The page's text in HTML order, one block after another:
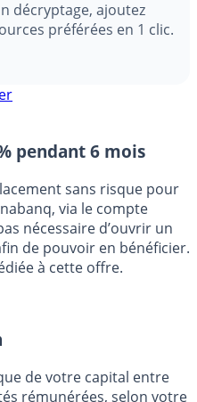
équipe face aux
ajoutez
préférées en 1 clic.
pendant 6 mois
sans risque pour
via le compte
nécessaire d’ouvrir un
à cette offre.